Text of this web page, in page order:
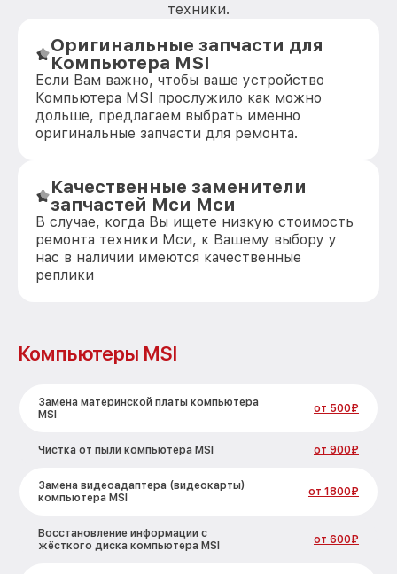
техники.
Оригинальные запчасти для
Компьютера MSI
Если Вам важно, чтобы ваше устройство
Компьютера MSI прослужило как можно
дольше, предлагаем выбрать именно
оригинальные запчасти для ремонта.
Качественные заменители
запчастей Мси Мси
В случае, когда Вы ищете низкую стоимость
ремонта техники Мси, к Вашему выбору у
нас в наличии имеются качественные
реплики
Компьютеры MSI
Замена материнской платы компьютера
MSI
от 500₽
Чистка от пыли компьютера MSI от 900₽
Замена видеоадаптера (видеокарты)
компьютера MSI
от 1800₽
Восстановление информации с
жёсткого диска компьютера MSI
от 600₽